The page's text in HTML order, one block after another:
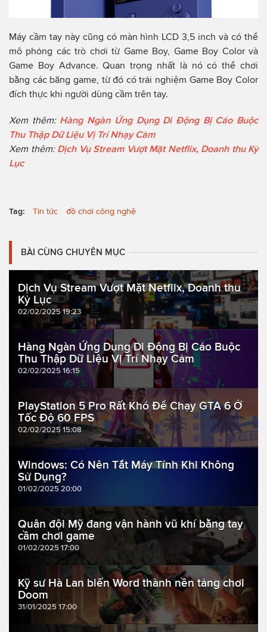
Máy cầm tay này cũng có màn hình LCD 3,5 inch và có thể
mô phỏng các trò chơi từ Game Boy, Game Boy Color và
Game Boy Advance. Quan trọng nhất là nó có thể chơi
bằng các băng game, từ đó có trải nghiệm Game Boy Color
đích thực khi người dùng cầm trên tay.
Xem thêm: Hàng Ngàn Ứng Dụng Di Động Bị Cáo Buộc
Thu Thập Dữ Liệu Vị Trí Nhạy Cảm
Xem thêm: Dịch Vụ Stream Vượt Mặt Netflix, Doanh thu Kỷ
Lục
Tag: Tin tức đồ chơi công nghệ
BÀI CÙNG CHUYÊN MỤC
Dịch Vụ Stream Vượt Mặt Netflix, Doanh thu
Kỷ Lục
02/02/2025 19:23
Hàng Ngàn Ứng Dụng Di Động Bị Cáo Buộc
Thu Thập Dữ Liệu Vị Trí Nhạy Cảm
02/02/2025 16:15
PlayStation 5 Pro Rất Khó Để Chạy GTA 6 Ở
Tốc Độ 60 FPS
02/02/2025 15:08
Windows: Có Nên Tắt Máy Tính Khi Không
Sử Dụng?
01/02/2025 20:00
Quân đội Mỹ đang vận hành vũ khí bằng tay
cầm chơi game
01/02/2025 17:00
Kỹ sư Hà Lan biến Word thành nền tảng chơi
Doom
31/01/2025 17:00